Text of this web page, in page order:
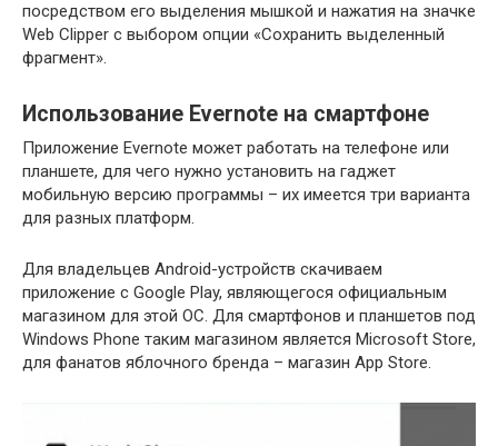
посредством его выделения мышкой и нажатия на значке
Web Clipper с выбором опции «Сохранить выделенный
фрагмент».
Использование Evernote на смартфоне
Приложение Evernote может работать на телефоне или
планшете, для чего нужно установить на гаджет
мобильную версию программы – их имеется три варианта
для разных платформ.
Для владельцев Android-устройств скачиваем
приложение с Google Play, являющегося официальным
магазином для этой ОС. Для смартфонов и планшетов под
Windows Phone таким магазином является Microsoft Store,
для фанатов яблочного бренда – магазин App Store.